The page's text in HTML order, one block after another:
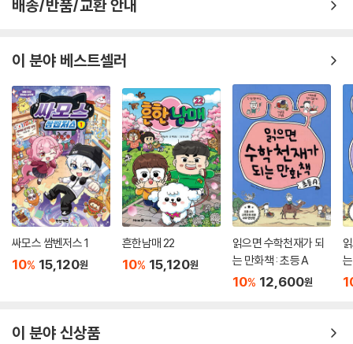
배송/반품/교환 안내
이 분야 베스트셀러
싸모스 쌈벤저스 1
10% 15,120원
흔한남매 22
10% 15,120원
읽으면 수학천재가 되
는 만화책 : 초등 A
10% 12,600원
이 분야 신상품